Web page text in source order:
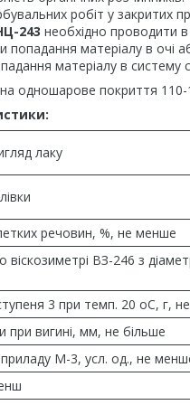
робіт у закритих
243 необхідно проводити
матеріалу в очі
матеріалу в систему
одношарове покриття 110-
лаку
речовин, %, не менше
віскозиметрі ВЗ-246 з
3 при темп. 20 оС, г,
при вигині, мм, не більше
приладу М-3, усл. од., не